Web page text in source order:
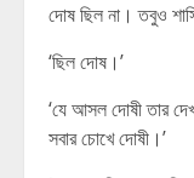
দোষ ছিল না। তবুও
‘ছিল দোষ।’
‘যে আসল দোষী তার
সবার চোখে দোষী।’